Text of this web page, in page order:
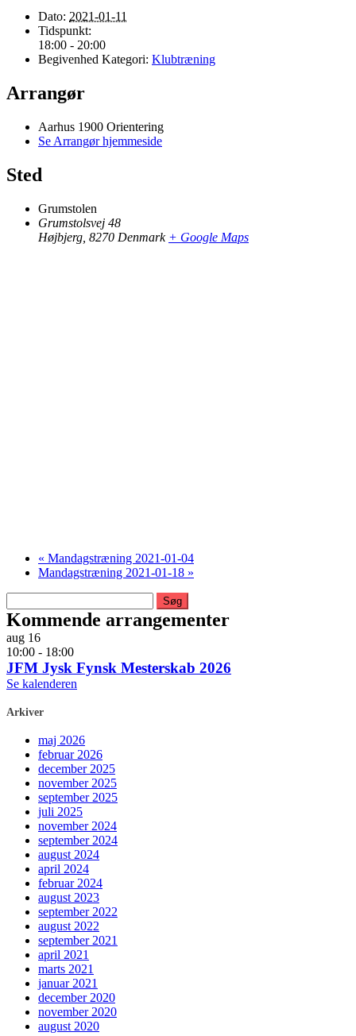
Dato: 2021-01-11
Tidspunkt:
18:00 - 20:00
Begivenhed Kategori: Klubtræning
Arrangør
Aarhus 1900 Orientering
Se Arrangør hjemmeside
Sted
Grumstolen
Grumstolsvej 48
Højbjerg 8270 Denmark + Google Maps
« Mandagstræning 2021-01-04
Mandagstræning 2021-01-18 »
efter:
Kommende arrangementer
aug 16
10:00 - 18:00
JFM Jysk Fynsk Mesterskab 2026
Se kalenderen
Arkiver
maj 2026
februar 2026
december 2025
november 2025
september 2025
juli 2025
november 2024
september 2024
august 2024
april 2024
februar 2024
august 2023
september 2022
august 2022
september 2021
april 2021
marts 2021
januar 2021
december 2020
november 2020
august 2020